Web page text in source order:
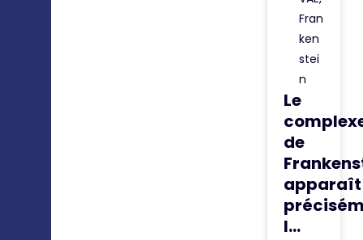
Fran
ken
stei
n
Le
de
apparaît
l...